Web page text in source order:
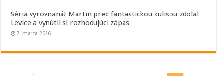
Séria vyrovnaná! Martin pred fantastickou kulisou zdolal
Levice a vynútil si rozhodujúci zápas
7. marca 2026